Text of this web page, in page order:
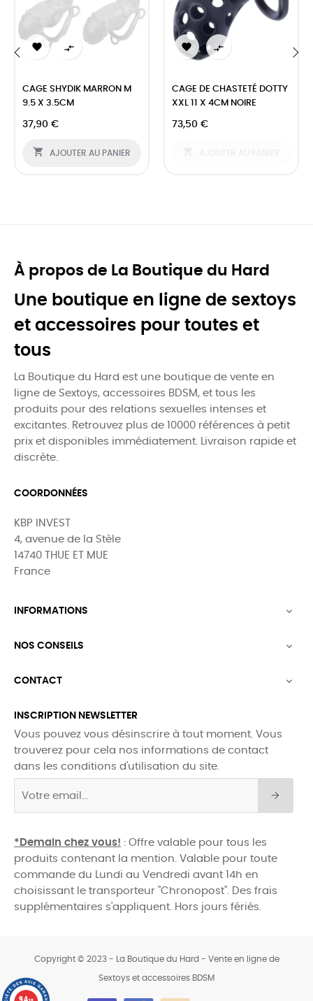
 
CAGE SHYDIK MARRON M
9.5 X 3.5CM
37,90 €
 AJOUTER AU PANIER
 
CAGE DE CHASTETÉ DOTTY
XXL 11 X 4CM NOIRE
73,50 €
À propos de La Boutique du Hard
Une boutique en ligne de sextoys
et accessoires pour toutes et
tous
La Boutique du Hard est une boutique de vente en
ligne de Sextoys, accessoires BDSM, et tous les
produits pour des relations sexuelles intenses et
excitantes. Retrouvez plus de 10000 références à petit
prix et disponibles immédiatement. Livraison rapide et
discrète.
COORDONNÉES
KBP INVEST
4, avenue de la Stèle
14740 THUE ET MUE
France
INFORMATIONS 
NOS CONSEILS 
CONTACT 
INSCRIPTION NEWSLETTER
Vous pouvez vous désinscrire à tout moment. Vous
trouverez pour cela nos informations de contact
dans les conditions d'utilisation du site.
*Demain chez vous! : Offre valable pour tous les
produits contenant la mention. Valable pour toute
commande du Lundi au Vendredi avant 14h en
choisissant le transporteur "Chronopost". Des frais
supplémentaires s'appliquent. Hors jours fériés.
Copyright © 2023 - La Boutique du Hard - Vente en ligne de
Sextoys et accessoires BDSM
0